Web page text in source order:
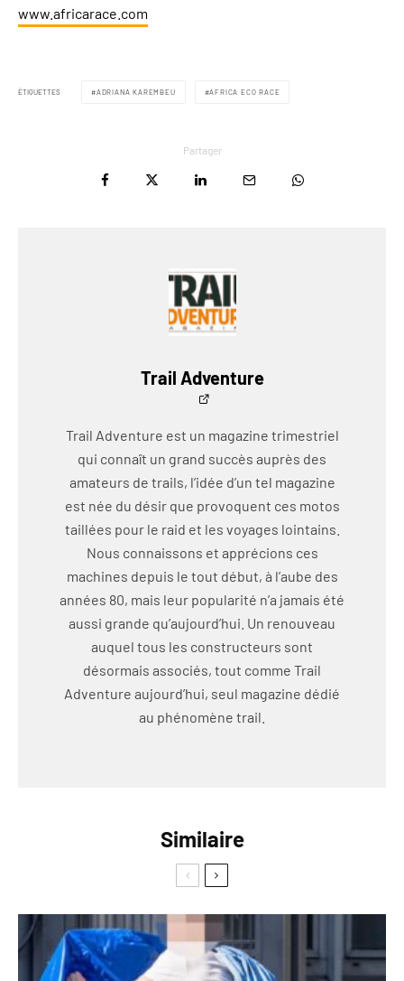
www.africarace.com
ÉTIQUETTES ADRIANA KAREMBEU AFRICA ECO RACE
Partager
Trail Adventure
Trail Adventure est un magazine trimestriel
qui connaît un grand succès auprès des
amateurs de trails, l’idée d’un tel magazine
est née du désir que provoquent ces motos
taillées pour le raid et les voyages lointains.
Nous connaissons et apprécions ces
machines depuis le tout début, à l’aube des
années 80, mais leur popularité n’a jamais été
aussi grande qu’aujourd’hui. Un renouveau
auquel tous les constructeurs sont
désormais associés, tout comme Trail
Adventure aujourd’hui, seul magazine dédié
au phénomène trail.
Similaire